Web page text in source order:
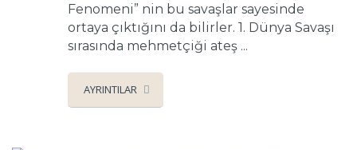
Fenomeni” nin bu savaşlar sayesinde
ortaya çıktığını da bilirler. 1. Dünya Savaşı
sırasında mehmetçiği ateş ...
AYRINTILAR